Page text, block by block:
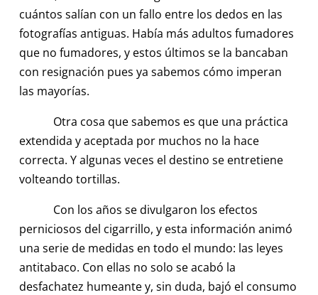
cuántos salían con un fallo entre los dedos en las
fotografías antiguas. Había más adultos fumadores
que no fumadores, y estos últimos se la bancaban
con resignación pues ya sabemos cómo imperan
las mayorías.
Otra cosa que sabemos es que una práctica
extendida y aceptada por muchos no la hace
correcta. Y algunas veces el destino se entretiene
volteando tortillas.
Con los años se divulgaron los efectos
perniciosos del cigarrillo, y esta información animó
una serie de medidas en todo el mundo: las leyes
antitabaco. Con ellas no solo se acabó la
desfachatez humeante y, sin duda, bajó el consumo